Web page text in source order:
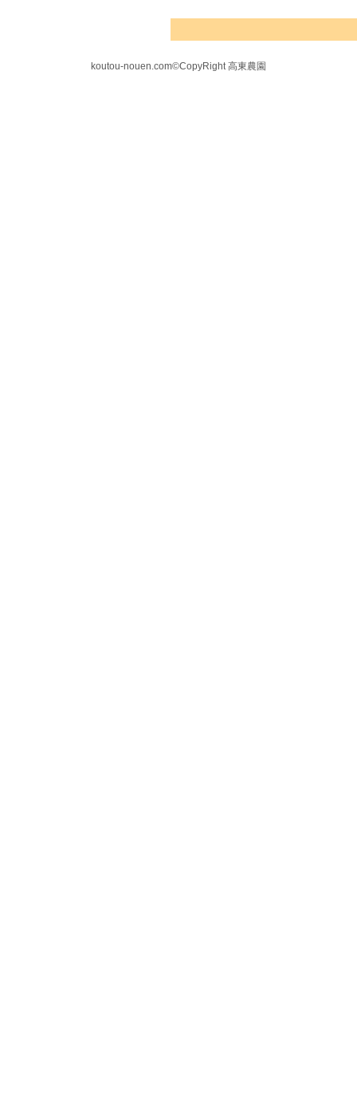
koutou-nouen.com©CopyRight 高東農園